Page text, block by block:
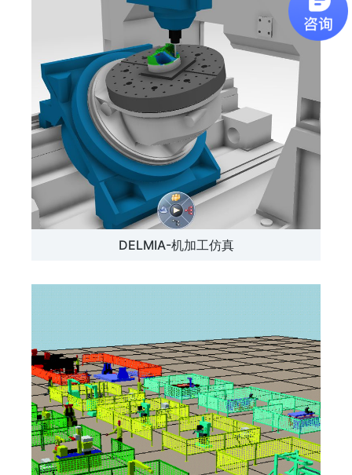
DELMIA-机加工仿真